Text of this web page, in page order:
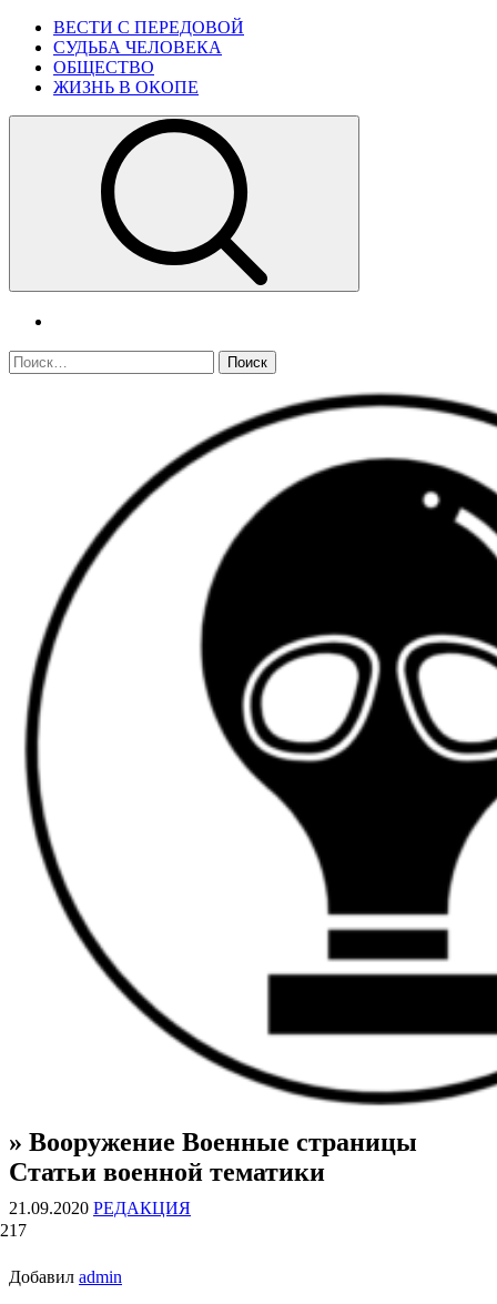
Skip
content
Primary
Menu
ВЕСТИ С ПЕРЕДОВОЙ
СУДЬБА ЧЕЛОВЕКА
ОБЩЕСТВО
ЖИЗНЬ В ОКОПЕ
Найти:
ВОЕННЫЕ СТРАНИЦЫ
СТАТЬИ ВОЕННОЙ ТЕМАТИКИ
» Вооружение Военные страницы
Статьи военной тематики
21.09.2020 РЕДАКЦИЯ
217
Добавил admin